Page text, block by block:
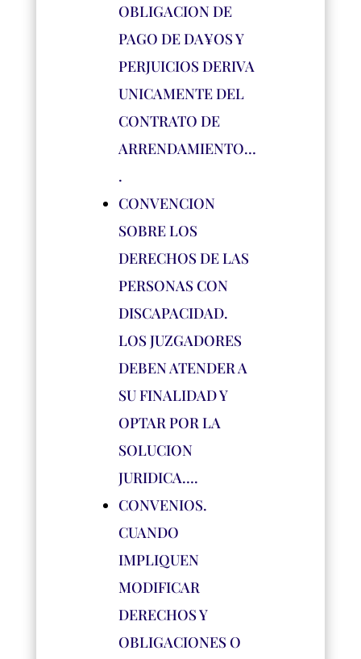
OBLIGACION DE
PAGO DE DA¥OS Y
PERJUICIOS DERIVA
UNICAMENTE DEL
CONTRATO DE
ARRENDAMIENTO…
.
CONVENCION
SOBRE LOS
DERECHOS DE LAS
PERSONAS CON
DISCAPACIDAD.
LOS JUZGADORES
DEBEN ATENDER A
SU FINALIDAD Y
OPTAR POR LA
SOLUCION
JURIDICA….
CONVENIOS.
CUANDO
IMPLIQUEN
MODIFICAR
DERECHOS Y
OBLIGACIONES O